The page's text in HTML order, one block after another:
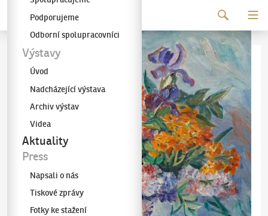
Galerie KODLPodporujeme
Odborní spolupracovníci
Výstavy
Úvod
Nadcházející výstava
Archiv výstav
Videa
Aktuality
Press
Napsali o nás
Tiskové zprávy
Fotky ke stažení